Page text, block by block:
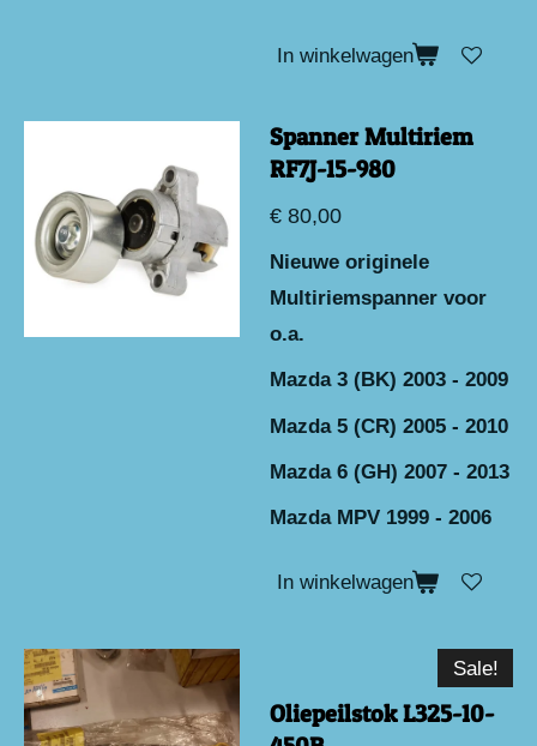
In winkelwagen
Spanner Multiriem
RF7J-15-980
€ 80,00
Nieuwe originele
Multiriemspanner voor
o.a.
Mazda 3 (BK) 2003 - 2009
Mazda 5 (CR) 2005 - 2010
Mazda 6 (GH) 2007 - 2013
Mazda MPV 1999 - 2006
In winkelwagen
Sale!
Oliepeilstok L325-10-